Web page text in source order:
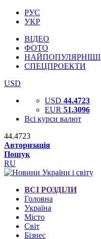
РУС
УКР
ВІДЕО
ФОТО
НАЙПОПУЛЯРНІШІ
СПЕЦПРОЕКТИ
USD
USD 44.4723
EUR 51.3096
Всі курси валют
44.4723
Авторизація
Пошук
RU
ВСІ РОЗДІЛИ
Головна
Україна
Місто
Світ
Бізнес